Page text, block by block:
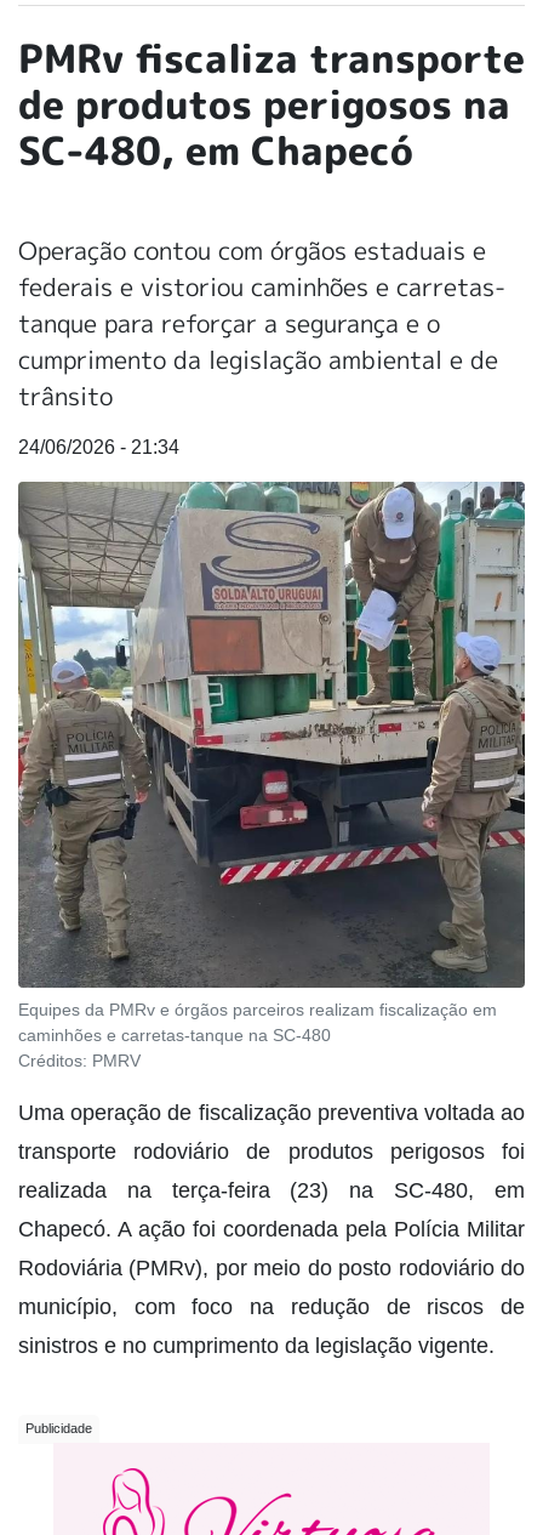
PMRv fiscaliza transporte
de produtos perigosos na
SC-480, em Chapecó
Operação contou com órgãos estaduais e
federais e vistoriou caminhões e carretas-
tanque para reforçar a segurança e o
cumprimento da legislação ambiental e de
trânsito
24/06/2026 - 21:34
Equipes da PMRv e órgãos parceiros realizam fiscalização em
caminhões e carretas-tanque na SC-480
Créditos: PMRV
Uma operação de fiscalização preventiva voltada ao
transporte rodoviário de produtos perigosos foi
realizada na terça-feira (23) na SC-480, em
Chapecó. A ação foi coordenada pela Polícia Militar
Rodoviária (PMRv), por meio do posto rodoviário do
município, com foco na redução de riscos de
sinistros e no cumprimento da legislação vigente.